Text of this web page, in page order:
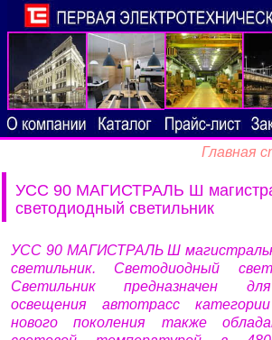
Главная
УСС 90 МАГИСТРАЛЬ Ш
светодиодный светильник
УСС 90 МАГИСТРАЛЬ Ш
светильник. Светодиодный
Светильник предназначен
освещения автотрасс
нового поколения также